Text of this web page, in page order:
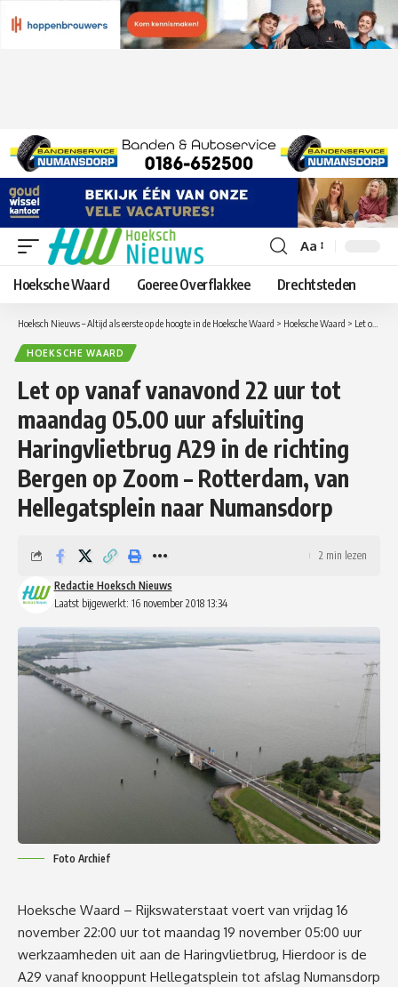
Lettergrootte
aanpassen
Aa
Hoeksche Waard Goeree Overflakkee Drechtsteden
Hoeksch Nieuws – Altijd als eerste op de hoogte in de Hoeksche Waard > Hoeksche Waard > Let op vanaf vanavond 22 uur tot maandag 05.00 uur afsluiting Haringvlietbrug A29 in de richting Bergen op Zoom – Rotterdam, van Hellegatsplein naar Numansdorp
HOEKSCHE WAARD
Let op vanaf vanavond 22 uur tot
maandag 05.00 uur afsluiting
Haringvlietbrug A29 in de richting
Bergen op Zoom – Rotterdam, van
Hellegatsplein naar Numansdorp
Laatst bijgewerkt: 16 november 2018 13:34
Redactie Hoeksch Nieuws
2 min lezen
Foto Archief
Hoeksche Waard – Rijkswaterstaat voert van vrijdag 16
november 22:00 uur tot maandag 19 november 05:00 uur
werkzaamheden uit aan de Haringvlietbrug, Hierdoor is de
A29 vanaf knooppunt Hellegatsplein tot afslag Numansdorp